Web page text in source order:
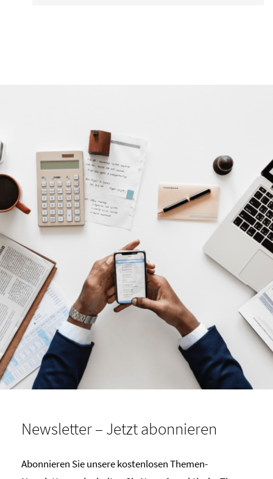
Newsletter – Jetzt abonnieren
Abonnieren Sie unsere kostenlosen Themen-